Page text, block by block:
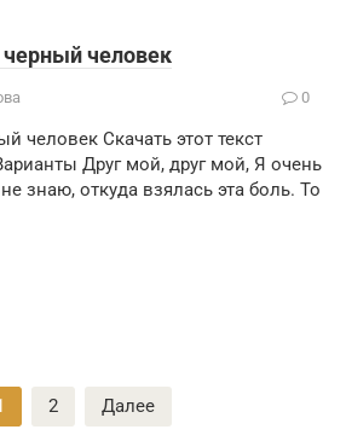
человек
0
человек Скачать этот текст
Друг мой, друг мой, Я очень
знаю, откуда взялась эта боль. То
2 Далее